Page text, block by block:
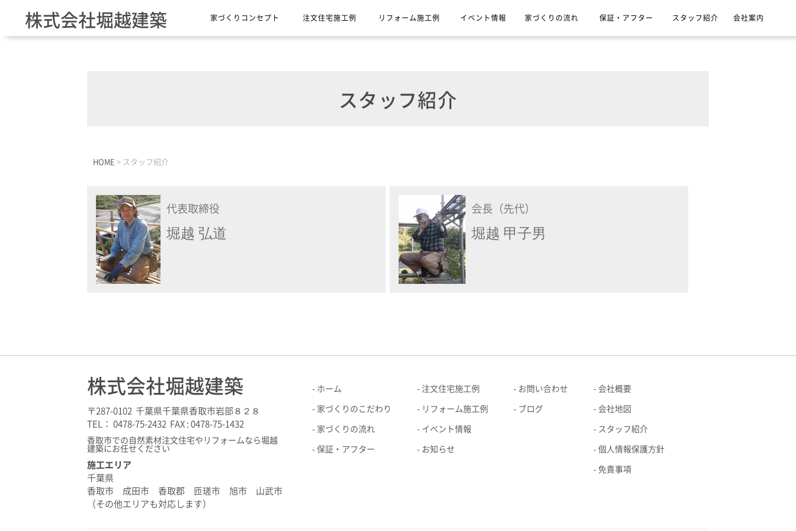
株式会社堀越建築 家づくりコンセプト 注文住宅施工例 リフォーム施工例 イベント情報 家づくりの流れ 保証・アフター スタッフ紹介 会社案内
スタッフ紹介
HOME > スタッフ紹介
代表取締役
堀越 弘道
会長（先代）
堀越 甲子男
ホーム
家づくりのこだわり
家づくりの流れ
保証・アフター
注文住宅施工例
リフォーム施工例
イベント情報
お知らせ
お問い合わせ
ブログ
会社概要
会社地図
スタッフ紹介
個人情報保護方針
免責事項
株式会社堀越建築
〒287-0102 千葉県千葉県香取市岩部８２８
TEL： 0478-75-2432 FAX : 0478-75-1432
香取市での自然素材注文住宅やリフォームなら堀越
建築にお任せください
施工エリア
千葉県
香取市 成田市 香取郡 匝瑳市 旭市 山武市
（その他エリアも対応します）